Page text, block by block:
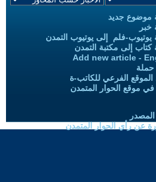
موضوع جديد
خبر
يوتيوب-فلم إلى يوتيوب التمدن
كتاب إلى مكتبة التمدن
Add new article -
الموقع الفرعي للكاتب-ة
موقع الحوار المتمدن
عن رأي الحوار المتمدن